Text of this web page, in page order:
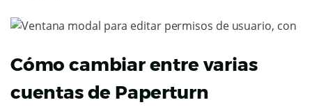
Cómo cambiar entre varias
cuentas de Paperturn